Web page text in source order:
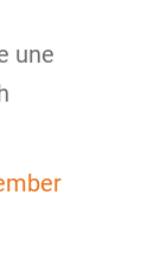
une